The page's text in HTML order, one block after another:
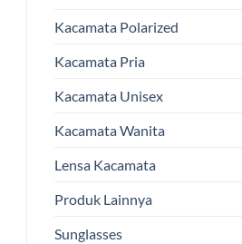
Kacamata Polarized
Kacamata Pria
Kacamata Unisex
Kacamata Wanita
Lensa Kacamata
Produk Lainnya
Sunglasses